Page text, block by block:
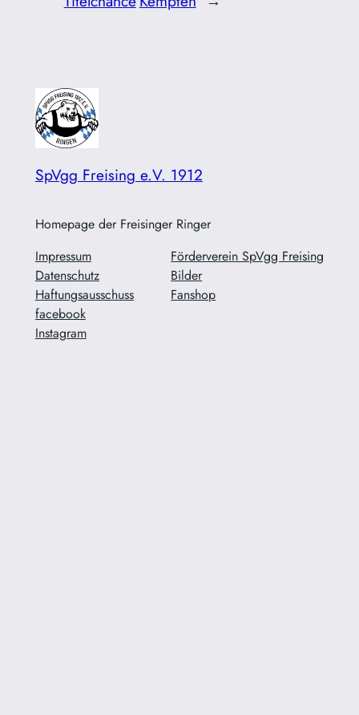
SpVgg Freising e.V. 1912
Homepage der Freisinger Ringer
Impressum
Datenschutz
Haftungsausschuss
Förderverein SpVgg Freising
Bilder
Fanshop
facebook
Instagram